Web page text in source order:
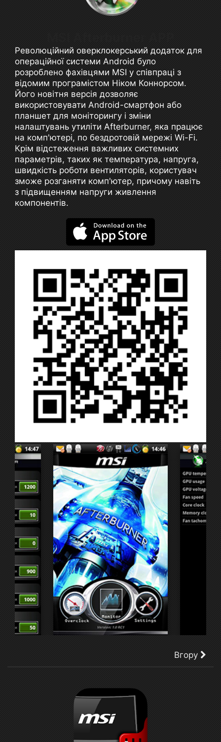
Революційний оверклокерський додаток для
операційної системи Android було
розроблено фахівцями MSI у співпраці з
відомим програмістом Ніком Коннорсом.
Його новітня версія дозволяє
використовувати Android-смартфон або
планшет для моніторингу і зміни
налаштувань утиліти Afterburner, яка працює
на комп'ютері, по бездротовій мережі Wi-Fi.
Крім відстеження важливих системних
параметрів, таких як температура, напруга,
швидкість роботи вентиляторів, користувач
зможе розганяти комп'ютер, причому навіть
з підвищенням напруги живлення
компонентів.
Вгору